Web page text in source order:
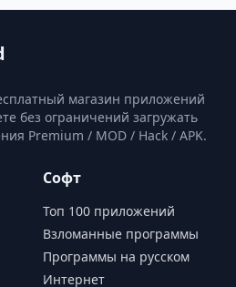
магазин приложений
без ограничений загружать
Premium / MOD / Hack / APK.
Софт
Топ 100 приложений
Взломанные программы
Программы на русском
Интернет